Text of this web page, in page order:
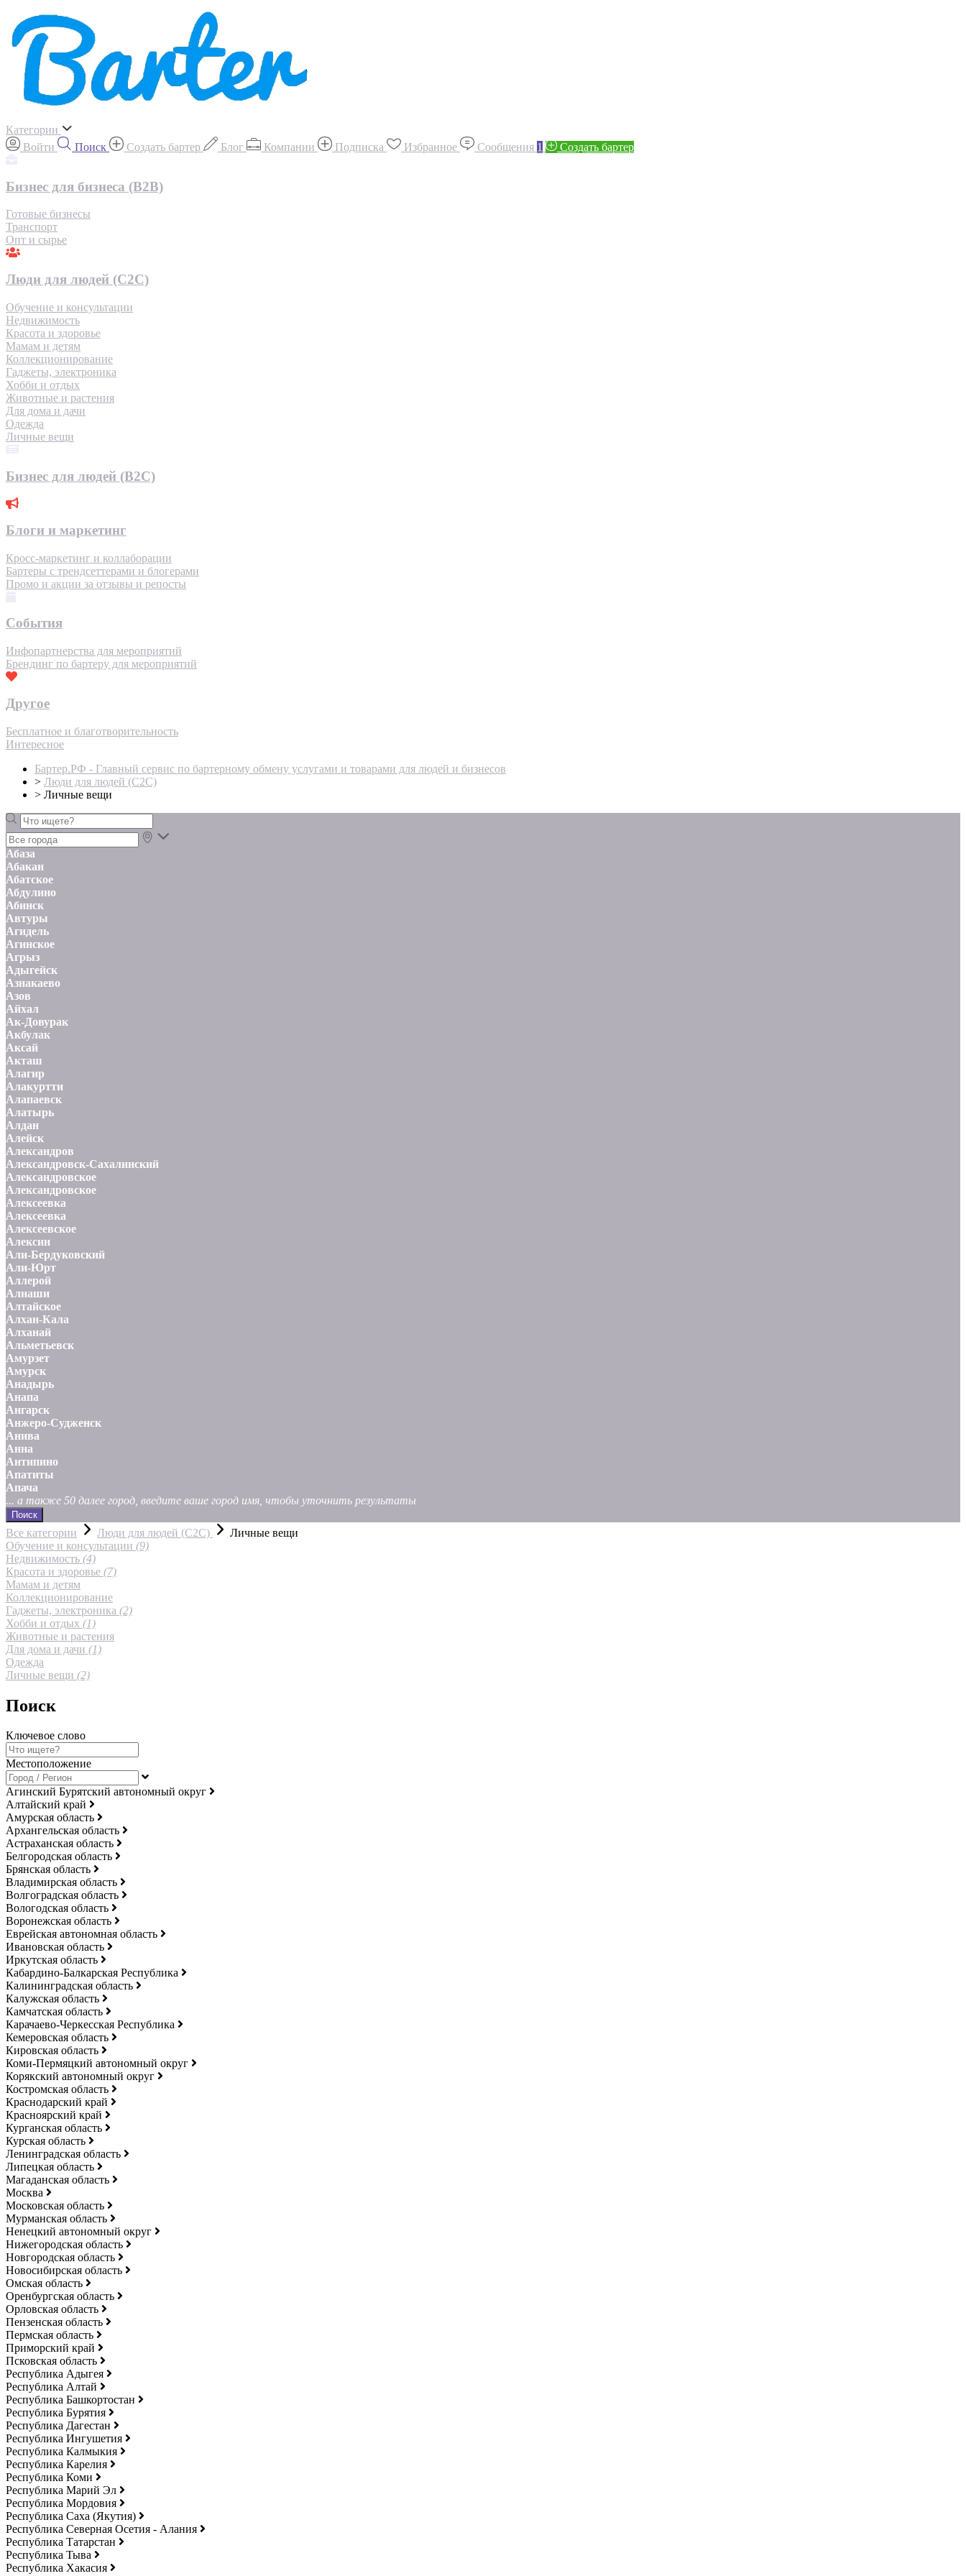
Категории
Войти
Поиск Создать бартер Блог Компании Подписка Избранное Сообщения 1 Создать бартер
Бизнес для бизнеса (B2B)
Готовые бизнесы
Транспорт
Опт и сырье
Люди для людей (С2С)
Обучение и консультации
Недвижимость
Красота и здоровье
Мамам и детям
Коллекционирование
Гаджеты, электроника
Хобби и отдых
Животные и растения
Для дома и дачи
Одежда
Личные вещи
Бизнес для людей (B2C)
Блоги и маркетинг
Кросс-маркетинг и коллаборации
Бартеры с трендсеттерами и блогерами
Промо и акции за отзывы и репосты
События
Инфопартнерства для мероприятий
Брендинг по бартеру для мероприятий
Другое
Бесплатное и благотворительность
Интересное
Бартер.РФ - Главный сервис по бартерному обмену услугами и товарами для людей и бизнесов
> Люди для людей (С2С)
> Личные вещи
Абаза
Абакан
Абатское
Абдулино
Абинск
Автуры
Агидель
Агинское
Агрыз
Адыгейск
Азнакаево
Азов
Айхал
Ак-Довурак
Акбулак
Аксай
Акташ
Алагир
Алакуртти
Алапаевск
Алатырь
Алдан
Алейск
Александров
Александровск-Сахалинский
Александровское
Александровское
Алексеевка
Алексеевка
Алексеевское
Алексин
Али-Бердуковский
Али-Юрт
Аллерой
Алнаши
Алтайское
Алхан-Кала
Алханай
Альметьевск
Амурзет
Амурск
Анадырь
Анапа
Ангарск
Анжеро-Судженск
Анива
Анна
Антипино
Апатиты
Апача
... а также 50 далее город, введите ваше город имя, чтобы уточнить результаты
Поиск
Все категории Люди для людей (С2С)
Личные вещи
Обучение и консультации (9)
Недвижимость (4)
Красота и здоровье (7)
Мамам и детям
Коллекционирование
Гаджеты, электроника (2)
Хобби и отдых (1)
Животные и растения
Для дома и дачи (1)
Одежда
Личные вещи (2)
Поиск
Ключевое слово
Местоположение
Агинский Бурятский автономный округ
Алтайский край
Амурская область
Архангельская область
Астраханская область
Белгородская область
Брянская область
Владимирская область
Волгоградская область
Вологодская область
Воронежская область
Еврейская автономная область
Ивановская область
Иркутская область
Кабардино-Балкарская Республика
Калининградская область
Калужская область
Камчатская область
Карачаево-Черкесская Республика
Кемеровская область
Кировская область
Коми-Пермяцкий автономный округ
Корякский автономный округ
Костромская область
Краснодарский край
Красноярский край
Курганская область
Курская область
Ленинградская область
Липецкая область
Магаданская область
Москва
Московская область
Мурманская область
Ненецкий автономный округ
Нижегородская область
Новгородская область
Новосибирская область
Омская область
Оренбургская область
Орловская область
Пензенская область
Пермская область
Приморский край
Псковская область
Республика Адыгея
Республика Алтай
Республика Башкортостан
Республика Бурятия
Республика Дагестан
Республика Ингушетия
Республика Калмыкия
Республика Карелия
Республика Коми
Республика Марий Эл
Республика Мордовия
Республика Саха (Якутия)
Республика Северная Осетия - Алания
Республика Татарстан
Республика Тыва
Республика Хакасия